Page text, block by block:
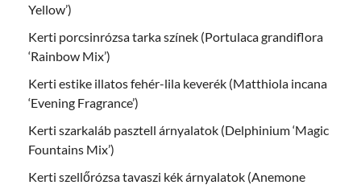
Yellow’)
Kerti porcsinrózsa tarka színek (Portulaca grandiflora
‘Rainbow Mix’)
Kerti estike illatos fehér-lila keverék (Matthiola incana
‘Evening Fragrance’)
Kerti szarkaláb pasztell árnyalatok (Delphinium ‘Magic
Fountains Mix’)
Kerti szellőrózsa tavaszi kék árnyalatok (Anemone